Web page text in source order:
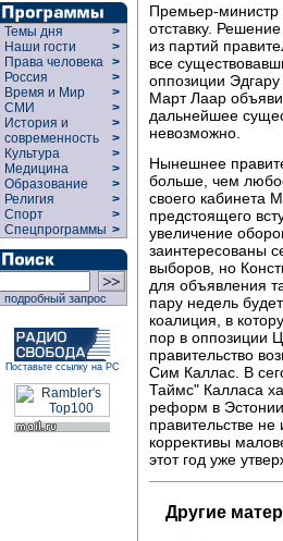
Темы дня
>
Наши гости
>
Права человека >
Россия
>
Время и Мир
>
СМИ
>
История и
современность
>
>
Культура
>
Медицина
>
Образование
>
Религия
>
Спорт
>
Спецпрограммы >
подробный запрос
Поставьте ссылку на РС
Премьер-министр
отставку.
из партий
все
оппозиции
Март Лаар
дальнейшее
невозможно.
Нынешнее
больше, чем
своего кабинета
предстоящего
увеличение
заинтересованы
выборов, но
для объявления
пару недель
коалиция, в
пор в оппозиции
правительство
Сим Каллас. В
Таймс" Калласа
реформ в
правительстве
коррективы
этот год уже
Другие